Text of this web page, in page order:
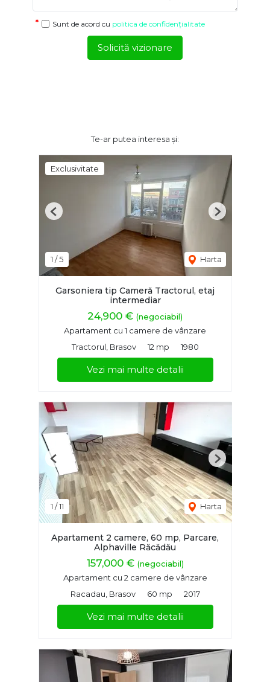
Sunt de acord cu politica de confidențialitate
Solicită vizionare
Te-ar putea interesa și:
Exclusivitate
1 /5 Harta
Previous Next
Garsoniera tip Cameră Tractorul, etaj
intermediar
24,900 € (negociabil)
Apartament cu 1 camere de vânzare
Tractorul, Brasov
12 mp 1980
Vezi mai multe detalii
1 /11 Harta
Previous Next
Apartament 2 camere, 60 mp, Parcare,
Alphaville Răcădău
157,000 € (negociabil)
Apartament cu 2 camere de vânzare
Racadau, Brasov
60 mp 2017
Vezi mai multe detalii